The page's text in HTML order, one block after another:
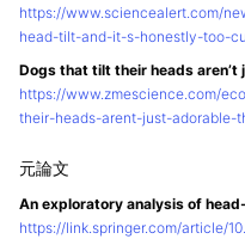
https://www.sciencealert.com/
head-tilt-and-it-s-honestly-too-
Dogs that tilt their heads
https://www.zmescience.com/
their-heads-arent-just-adorable-
An exploratory analysis of
https://link.springer.com/article/